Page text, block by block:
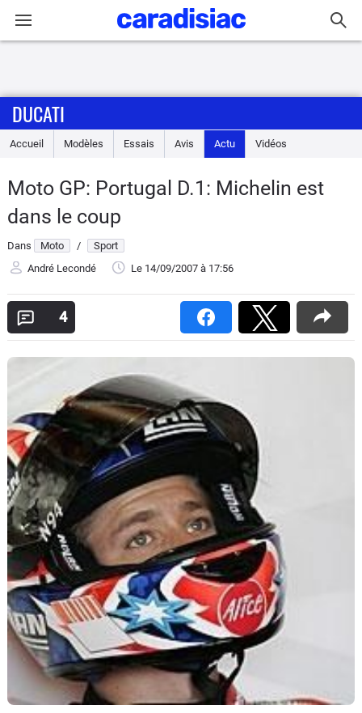
Accueil
Essais
Equipement
Forum
Marques
Services
Auto
DUCATI
Accueil Modèles Essais Avis Actu Vidéos
Moto GP: Portugal D.1: Michelin est
dans le coup
Dans Moto /
Sport
André Lecondé
Le 14/09/2007 à 17:56
4